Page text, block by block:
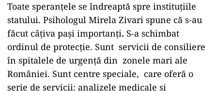
Toate speranțele se îndreaptă spre instituțiile
statului. Psihologul Mirela Zivari spune că s-au
făcut câțiva pași importanți. S-a schimbat
ordinul de protecție. Sunt servicii de consiliere
în spitalele de urgență din zonele mari ale
României. Sunt centre speciale, care oferă o
serie de servicii: analizele medicale și